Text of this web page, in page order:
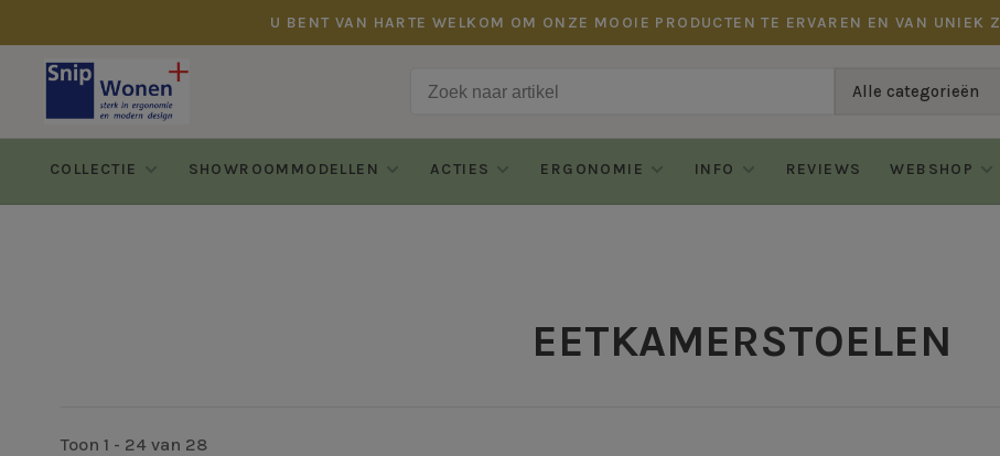
U BENT VAN HARTE WELKOM OM ONZE MOOIE PRODUCTEN TE ERVAREN EN VAN UNIEK
Alle categorieën
COLLECTIE SHOWROOMMODELLEN ACTIES ERGONOMIE INFO REVIEWS WEBSHOP
EETKAMERSTOELEN
Toon 1 - 24 van 28